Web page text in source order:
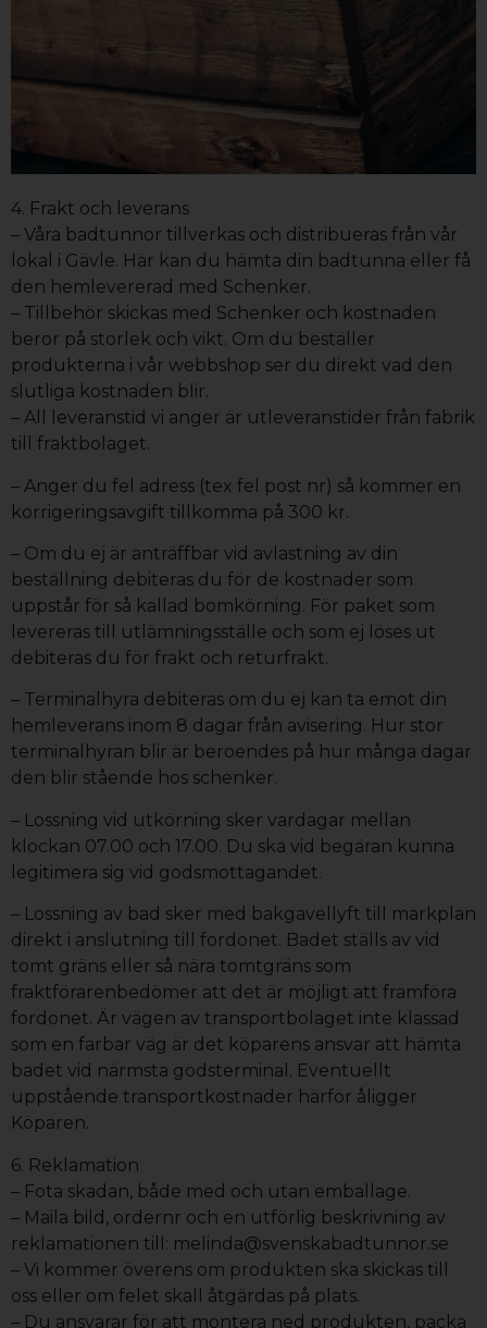
4. Frakt och leverans
– Våra badtunnor tillverkas och distribueras från vår
lokal i Gävle. Här kan du hämta din badtunna eller få
den hemlevererad med Schenker.
– Tillbehör skickas med Schenker och kostnaden
beror på storlek och vikt. Om du beställer
produkterna i vår webbshop ser du direkt vad den
slutliga kostnaden blir.
– All leveranstid vi anger är utleveranstider från fabrik
till fraktbolaget.
– Anger du fel adress (tex fel post nr) så kommer en
korrigeringsavgift tillkomma på 300 kr.
– Om du ej är anträffbar vid avlastning av din
beställning debiteras du för de kostnader som
uppstår för så kallad bomkörning. För paket som
levereras till utlämningsställe och som ej löses ut
debiteras du för frakt och returfrakt.
– Terminalhyra debiteras om du ej kan ta emot din
hemleverans inom 8 dagar från avisering. Hur stor
terminalhyran blir är beroendes på hur många dagar
den blir stående hos schenker.
– Lossning vid utkörning sker vardagar mellan
klockan 07.00 och 17.00. Du ska vid begäran kunna
legitimera sig vid godsmottagandet.
– Lossning av bad sker med bakgavellyft till markplan
direkt i anslutning till fordonet. Badet ställs av vid
tomt gräns eller så nära tomtgräns som
fraktförarenbedömer att det är möjligt att framföra
fordonet. Är vägen av transportbolaget inte klassad
som en farbar väg är det köparens ansvar att hämta
badet vid närmsta godsterminal. Eventuellt
uppstående transportkostnader härför åligger
Köparen.
6. Reklamation
– Fota skadan, både med och utan emballage.
– Maila bild, ordernr och en utförlig beskrivning av
reklamationen till: melinda@svenskabadtunnor.se
– Vi kommer överens om produkten ska skickas till
oss eller om felet skall åtgärdas på plats.
– Du ansvarar för att montera ned produkten, packa